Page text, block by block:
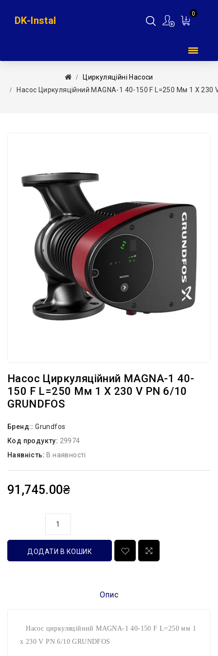
0
DK-Instal
Циркуляційні Насоси
Насос Циркуляційний MAGNA-1 40-150 F L=250 Мм 1 X 230
Насос Циркуляційний MAGNA-1 40-
150 F L=250 Мм 1 X 230 V PN 6/10
GRUNDFOS
Бренд::Grundfos
Код продукту: 29974
Наявність: В наявності
91,745.00₴
ДОДАТИ В КОШИК
Опис
Насос циркуляційний MAGNA-1 40-150 F L=250 мм 1
x 230 V PN 6/10 GRUNDFOS